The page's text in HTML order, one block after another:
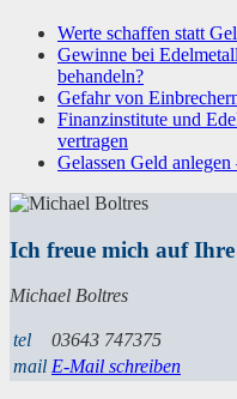
Werte schaffen statt
Gewinne bei
behandeln?
Gefahr von
Finanzinstitute und
vertragen
Gelassen Geld
Ich freue mich auf
Michael Boltres
tel
03643 747375
mail E-Mail schreiben